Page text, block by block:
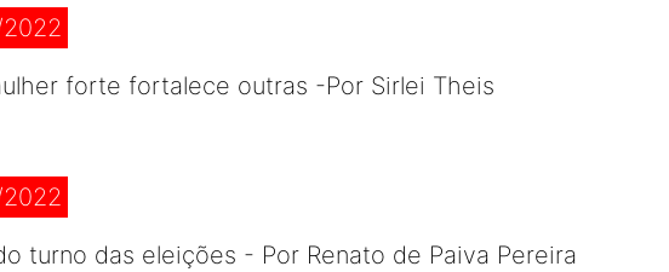
forte fortalece outras -Por Sirlei Theis
turno das eleições - Por Renato de Paiva Pereira